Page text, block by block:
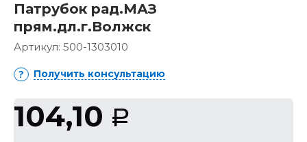
Патрубок рад.МАЗ
прям.дл.г.Волжск
Артикул: 500-1303010
Получить консультацию
104,10 Р